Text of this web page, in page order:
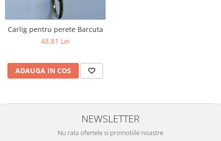
Carlig pentru perete Barcuta
48,81 Lei
ADAUGA IN COS
NEWSLETTER
Nu rata ofertele si promotiile noastre